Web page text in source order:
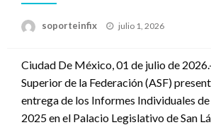
soporteinfix
Publicado
julio 1, 2026
Ciudad De México, 01 de julio de
Superior de la Federación (ASF)
entrega de los Informes Individuales
2025 en el Palacio Legislativo de San